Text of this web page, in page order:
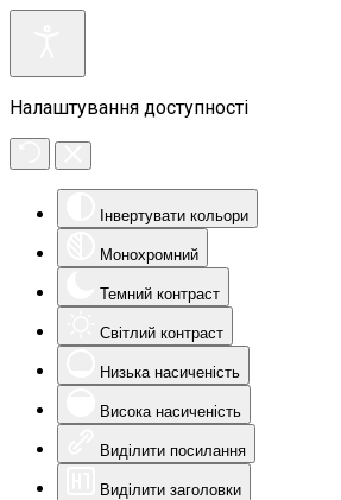
Налаштування доступності
Інвертувати кольори
Монохромний
Темний контраст
Світлий контраст
Низька насиченість
Висока насиченість
Виділити посилання
Виділити заголовки